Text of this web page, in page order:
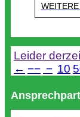
Leider
← −− − 10